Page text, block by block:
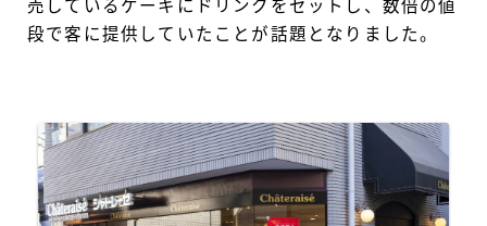
売しているケーキにドリンクをセットし、数倍の値
段で客に提供していたことが話題となりました。